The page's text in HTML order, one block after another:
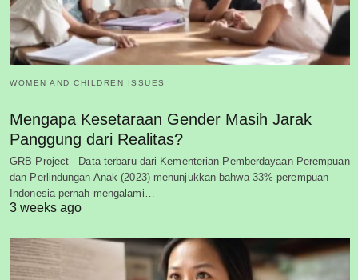
WOMEN AND CHILDREN ISSUES
Mengapa Kesetaraan Gender Masih Jarak
Panggung dari Realitas?
GRB Project - Data terbaru dari Kementerian Pemberdayaan Perempuan
dan Perlindungan Anak (2023) menunjukkan bahwa 33% perempuan
Indonesia pernah mengalami…
3 weeks ago